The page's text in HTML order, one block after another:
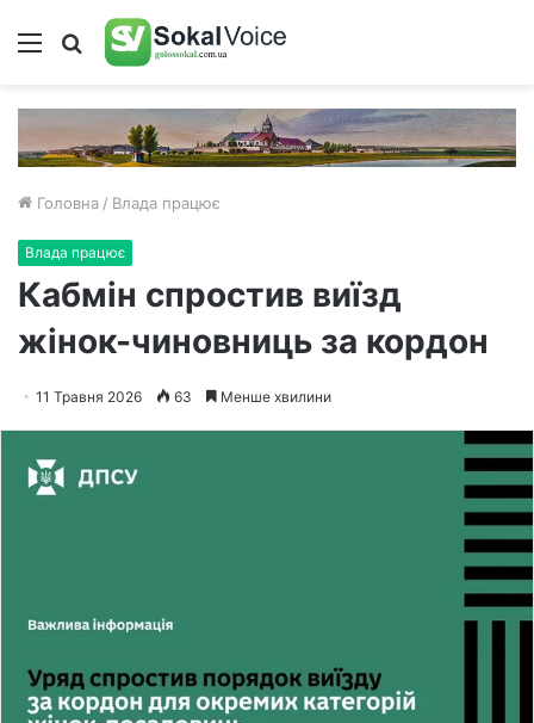
Меню Пошук
Головна / Влада працює
Влада працює
Кабмін спростив виїзд
жінок-чиновниць за кордон
11 Травня 2026 63 Менше хвилини